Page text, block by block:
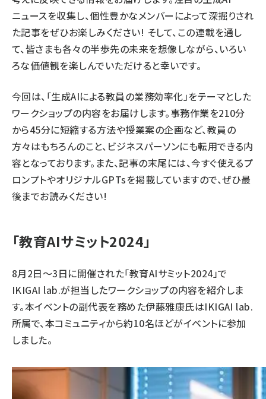
ニュースを収集し、個性豊かなメンバーによって深掘りされ
た記事をぜひお楽しみください! そして、この連載を通し
て、皆さまも各々の半歩先の未来を想像しながら、いろい
ろな価値観を楽しんでいただけると幸いです。
今回は、「生成AIによる教員の業務効率化」をテーマとした
ワークショップの内容をお届けします。事務作業を210分
から45分に短縮する方法や授業案の企画など、教員の
方々はもちろんのこと、ビジネスパーソンにも転用できる内
容となっております。また、記事の末尾には、今すぐ使えるプ
ロンプトやオリジナルGPTsを掲載していますので、ぜひ最
後までお読みください!
「教育AIサミット2024」
8月2日〜3日に開催された「教育AIサミット2024」で
IKIGAI lab.が担当したワークショップの内容を紹介しま
す。本イベントの副代表を務めた伊藤雅康氏はIKIGAI lab.
所属で、本コミュニティから約10名ほどがイベントに参加
しました。